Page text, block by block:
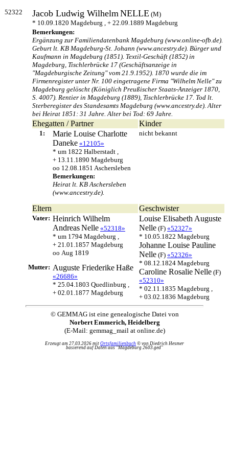
52322 Jacob Ludwig WilhelmNELLE (M)
* 10.09.1820 Magdeburg , + 22.09.1889 Magdeburg
Bemerkungen:
Ergänzung zur Familiendatenbank Magdeburg (www.online-ofb.de).
Geburt lt. KB Magdeburg-St. Johann (www.ancestry.de). Bürger und
Kaufmann in Magdeburg (1851). Textil-Geschäft (1852) in
Magdeburg, Tischlerbrücke 17 (Geschäftsanzeige in
"Magdeburgische Zeitung" vom 21.9.1952). 1870 wurde die im
Firmenregister unter Nr. 100 eingetragene Firma "Wilhelm Nelle" zu
Magdeburg gelöscht (Königlich Preußischer Staats-Anzeiger 1870,
S. 4007). Rentier in Magdeburg (1889), Tischlerbrücke 17. Tod lt.
Sterberegister des Standesamts Magdeburg (www.ancestry.de). Alter
bei Heirat 1851: 31 Jahre. Alter bei Tod: 69 Jahre.
Ehegatten / Partner Kinder
1:
Marie Louise Charlotte
Daneke «12105»
* um 1822 Halberstadt ,
+ 13.11.1890 Magdeburg
oo 12.08.1851 Aschersleben
Bemerkungen:
Heirat lt. KB Aschersleben
(www.ancestry.de).
nicht bekannt
Eltern Geschwister
Vater: Heinrich Wilhelm
AndreasNelle «52318»
* um 1794 Magdeburg ,
+ 21.01.1857 Magdeburg
oo Aug 1819
Louise Elisabeth Auguste
Nelle (F) «52327»
* 10.05.1822 Magdeburg
Johanne Louise Pauline
Nelle (F) «52326»
* 08.12.1824 Magdeburg
Caroline RosalieNelle (F)
«52310»
* 02.11.1835 Magdeburg ,
+ 03.02.1836 Magdeburg
Mutter: Auguste FriederikeHaße
«26686»
* 25.04.1803 Quedlinburg ,
+ 02.01.1877 Magdeburg
© GEMMAG ist eine genealogische Datei von
Norbert Emmerich, Heidelberg
(E-Mail: gemmag_mail at online.de)
Erzeugt am 27.03.2026 mit Ortsfamilienbuch © von Diedrich Hesmer
basierend auf Daten aus "Magdeburg 2603.ged"